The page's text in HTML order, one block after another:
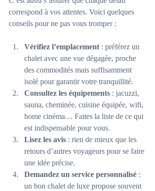
correspond à vos attentes. Voici quelques
conseils pour ne pas vous tromper :
Vérifiez l’emplacement : préférez un
chalet avec une vue dégagée, proche
des commodités mais suffisamment
isolé pour garantir votre tranquillité.
Consultez les équipements : jacuzzi,
sauna, cheminée, cuisine équipée, wifi,
home cinéma… Faites la liste de ce qui
est indispensable pour vous.
Lisez les avis : rien de mieux que les
retours d’autres voyageurs pour se faire
une idée précise.
Demandez un service personnalisé :
un bon chalet de luxe propose souvent